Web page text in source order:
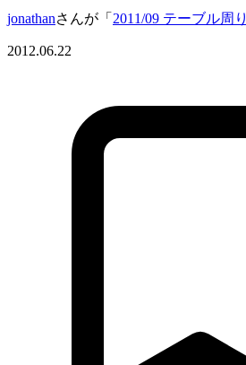
jonathanさんが「 2011/09 テーブル周り
2012.06.22